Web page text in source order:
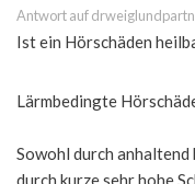
Antwort auf
Ist ein Hörschäden
Lärmbedingte
Sowohl durch
durch kurze sehr hohe